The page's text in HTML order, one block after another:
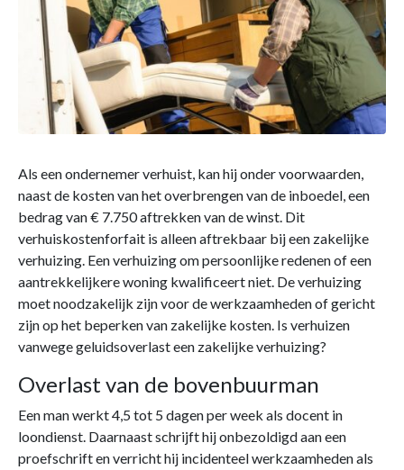
Als een ondernemer verhuist, kan hij onder voorwaarden,
naast de kosten van het overbrengen van de inboedel, een
bedrag van € 7.750 aftrekken van de winst. Dit
verhuiskostenforfait is alleen aftrekbaar bij een zakelijke
verhuizing. Een verhuizing om persoonlijke redenen of een
aantrekkelijkere woning kwalificeert niet. De verhuizing
moet noodzakelijk zijn voor de werkzaamheden of gericht
zijn op het beperken van zakelijke kosten. Is verhuizen
vanwege geluidsoverlast een zakelijke verhuizing?
Overlast van de bovenbuurman
Een man werkt 4,5 tot 5 dagen per week als docent in
loondienst. Daarnaast schrijft hij onbezoldigd aan een
proefschrift en verricht hij incidenteel werkzaamheden als